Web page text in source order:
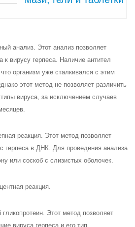
анализ. Этот анализ позволяет
к вирусу герпеса. Наличие антител
организм уже сталкивался с этим
этот метод не позволяет различить
вируса, за исключением случаев
реакция. Этот метод позволяет
герпеса в ДНК. Для проведения анализа
или соскоб с слизистых оболочек.
реакция.
Этот метод позволяет
вируса герпеса и его тип.